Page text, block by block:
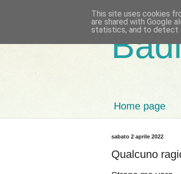
Home page
sabato 2 aprile 2022
Qualcuno
This site uses cookies
are shared with Google
statistics, and to detect